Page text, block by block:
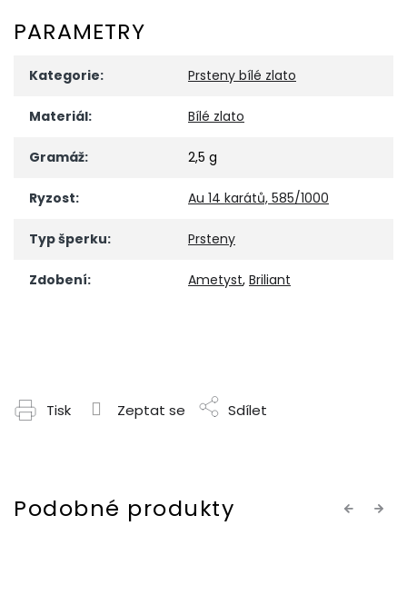
PARAMETRY
Kategorie: Prsteny bílé zlato
Materiál: Bílé zlato
Gramáž: 2,5 g
Ryzost: Au 14 karátů, 585/1000
Typ šperku: Prsteny
Zdobení: Ametyst, Briliant
Tisk Zeptat se Sdílet
Previous
Next